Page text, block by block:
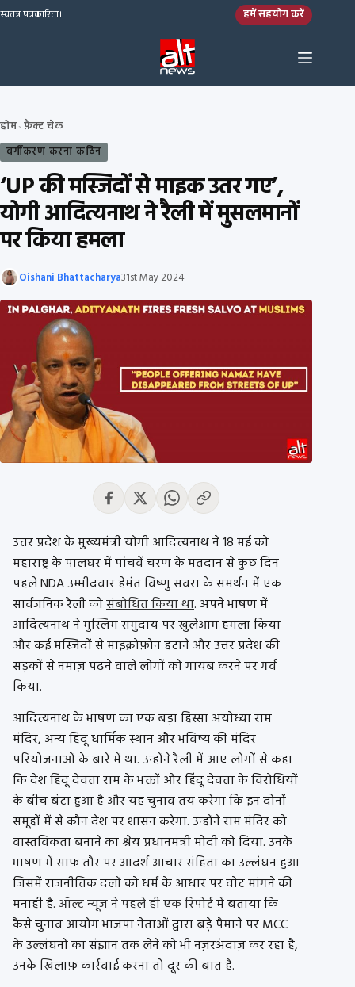
Skip to content
स्वतंत्र पत्रकारिता। हमें सहयोग करें
होम› फ़ैक्ट चेक
वर्गीकरण करना कठिन
‘UP की मस्जिदों से माइक उतर गए’,
योगी आदित्यनाथ ने रैली में मुसलमानों
पर किया हमला
Oishani Bhattacharya31st May 2024
उत्तर प्रदेश के मुख्यमंत्री योगी आदित्यनाथ ने 18 मई को
महाराष्ट्र के पालघर में पांचवें चरण के मतदान से कुछ दिन
पहले NDA उम्मीदवार हेमंत विष्णु सवरा के समर्थन में एक
सार्वजनिक रैली कोसंबोधित किया था. अपने भाषण में
आदित्यनाथ ने मुस्लिम समुदाय पर खुलेआम हमला किया
और कई मस्जिदों से माइक्रोफ़ोन हटाने और उत्तर प्रदेश की
सड़कों से नमाज़ पढ़ने वाले लोगों को गायब करने पर गर्व
किया.
आदित्यनाथ के भाषण का एक बड़ा हिस्सा अयोध्या राम
मंदिर, अन्य हिंदू धार्मिक स्थान और भविष्य की मंदिर
परियोजनाओं के बारे में था. उन्होंने रैली में आए लोगों से कहा
कि देश हिंदू देवता राम के भक्तों और हिंदू देवता के विरोधियों
के बीच बंटा हुआ है और यह चुनाव तय करेगा कि इन दोनों
समूहों में से कौन देश पर शासन करेगा. उन्होंने राम मंदिर को
वास्तविकता बनाने का श्रेय प्रधानमंत्री मोदी को दिया. उनके
भाषण में साफ़ तौर पर आदर्श आचार संहिता का उल्लंघन हुआ
जिसमें राजनीतिक दलों को धर्म के आधार पर वोट मांगने की
मनाही है.ऑल्ट न्यूज़ ने पहले ही एक रिपोर्टमें बताया कि
कैसे चुनाव आयोग भाजपा नेताओं द्वारा बड़े पैमाने पर MCC
के उल्लंघनों का संज्ञान तक लेने को भी नज़रअंदाज़ कर रहा है,
उनके खिलाफ़ कार्रवाई करना तो दूर की बात है.